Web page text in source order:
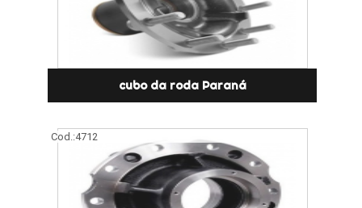
cubo da roda Paraná
Cod.:4712